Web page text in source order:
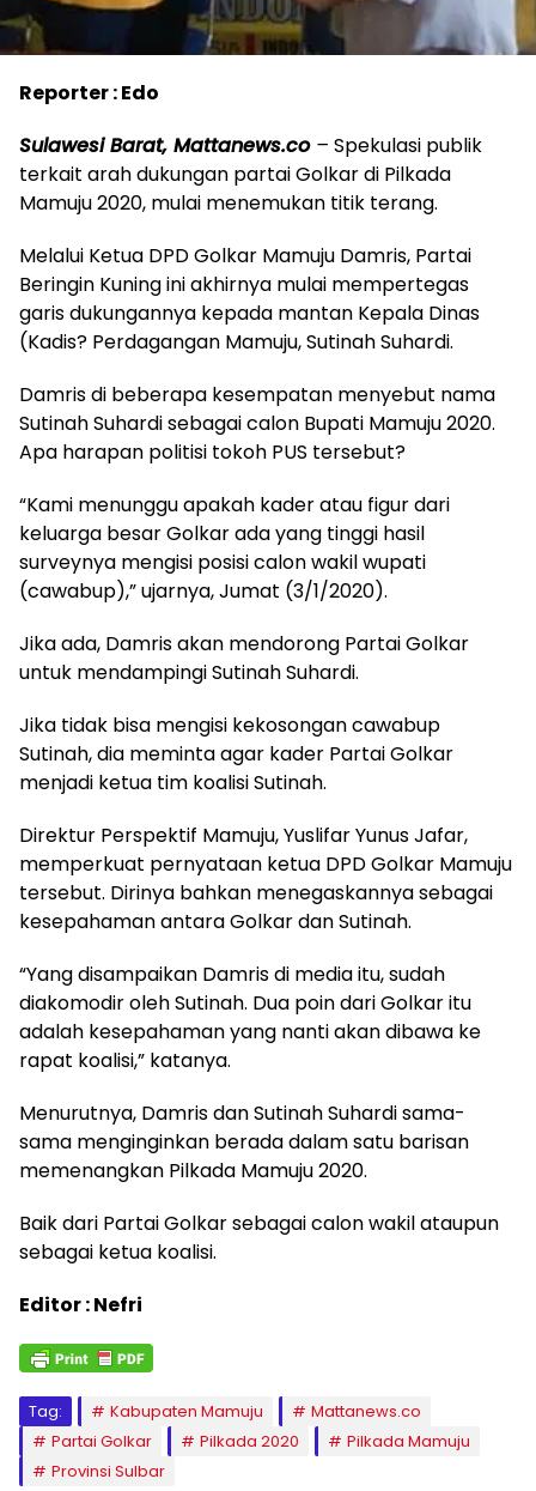
Reporter : Edo
Sulawesi Barat, Mattanews.co– Spekulasi publik
terkait arah dukungan partai Golkar di Pilkada
Mamuju 2020, mulai menemukan titik terang.
Melalui Ketua DPD Golkar Mamuju Damris, Partai
Beringin Kuning ini akhirnya mulai mempertegas
garis dukungannya kepada mantan Kepala Dinas
(Kadis? Perdagangan Mamuju, Sutinah Suhardi.
Damris di beberapa kesempatan menyebut nama
Sutinah Suhardi sebagai calon Bupati Mamuju 2020.
Apa harapan politisi tokoh PUS tersebut?
“Kami menunggu apakah kader atau figur dari
keluarga besar Golkar ada yang tinggi hasil
surveynya mengisi posisi calon wakil wupati
(cawabup),” ujarnya, Jumat (3/1/2020).
Jika ada, Damris akan mendorong Partai Golkar
untuk mendampingi Sutinah Suhardi.
Jika tidak bisa mengisi kekosongan cawabup
Sutinah, dia meminta agar kader Partai Golkar
menjadi ketua tim koalisi Sutinah.
Direktur Perspektif Mamuju, Yuslifar Yunus Jafar,
memperkuat pernyataan ketua DPD Golkar Mamuju
tersebut. Dirinya bahkan menegaskannya sebagai
kesepahaman antara Golkar dan Sutinah.
“Yang disampaikan Damris di media itu, sudah
diakomodir oleh Sutinah. Dua poin dari Golkar itu
adalah kesepahaman yang nanti akan dibawa ke
rapat koalisi,” katanya.
Menurutnya, Damris dan Sutinah Suhardi sama-
sama menginginkan berada dalam satu barisan
memenangkan Pilkada Mamuju 2020.
Baik dari Partai Golkar sebagai calon wakil ataupun
sebagai ketua koalisi.
Editor : Nefri
Tag: Kabupaten Mamuju
Mattanews.co
Partai Golkar
Pilkada 2020
Pilkada Mamuju
Provinsi Sulbar